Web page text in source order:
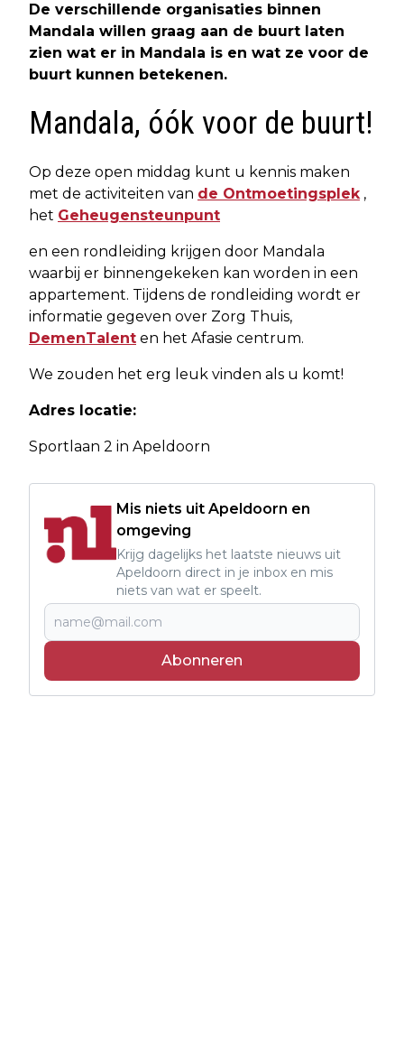
De verschillende organisaties binnen
Mandala willen graag aan de buurt laten
zien wat er in Mandala is en wat ze voor de
buurt kunnen betekenen.
Mandala, óók voor de buurt!
Op deze open middag kunt u kennis maken
met de activiteiten van de Ontmoetingsplek,
het Geheugensteunpunt
en een rondleiding krijgen door Mandala
waarbij er binnengekeken kan worden in een
appartement. Tijdens de rondleiding wordt er
informatie gegeven over Zorg Thuis,
DemenTalent en het Afasie centrum.
We zouden het erg leuk vinden als u komt!
Adres locatie:
Sportlaan 2 in Apeldoorn
Mis niets uit Apeldoorn en
omgeving
Krijg dagelijks het laatste nieuws uit
Apeldoorn direct in je inbox en mis
niets van wat er speelt.
Abonneren